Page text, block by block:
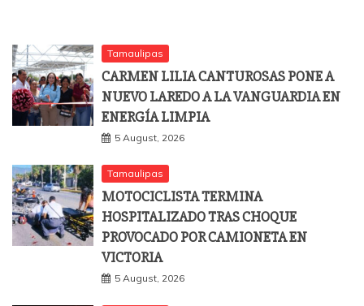
Tamaulipas
CARMEN LILIA CANTUROSAS PONE A
NUEVO LAREDO A LA VANGUARDIA EN
ENERGÍA LIMPIA
5 August, 2026
Tamaulipas
MOTOCICLISTA TERMINA
HOSPITALIZADO TRAS CHOQUE
PROVOCADO POR CAMIONETA EN
VICTORIA
5 August, 2026